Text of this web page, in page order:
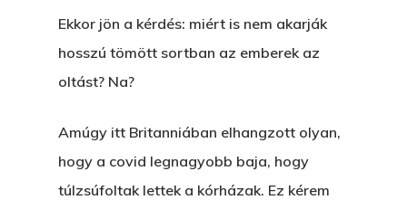
Ekkor jön a kérdés: miért is nem akarják
hosszú tömött sortban az emberek az
oltást? Na?
Amúgy itt Britanniában elhangzott olyan,
hogy a covid legnagyobb baja, hogy
túlzsúfoltak lettek a kórházak. Ez kérem
A Jóember
A Vér Nem Válik Vízzé
Ajándék – Karácsonyi
Történetek
Álomszekrény
A PESTIA
Az Elveszett Fejezet
Blog
Kapcsolat
Bakker Gyuri